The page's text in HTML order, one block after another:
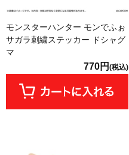
モンスターハンター モンでふぉ
サガラ刺繍ステッカー ドシャグ
マ
770円 (税込)